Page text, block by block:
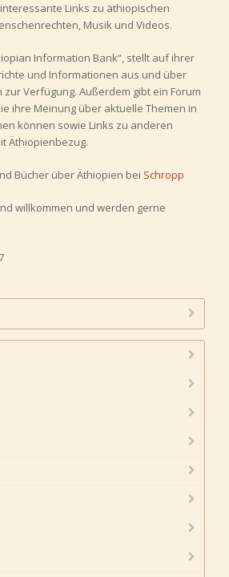
Links zu äthiopischen
Musik und Videos.
Information Bank“, stellt auf ihrer
und Informationen aus und über
Verfügung. Außerdem gibt ein Forum
ihre Meinung über aktuelle Themen in
können sowie Links zu anderen
Äthiopienbezug.
Bücher über Äthiopien bei Schropp
willkommen und werden gerne